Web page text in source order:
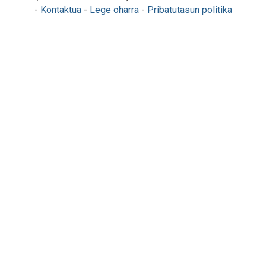
- Kontaktua- Lege oharra- Pribatutasun politika